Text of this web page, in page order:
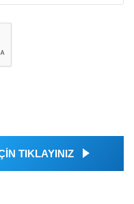
TIKLAYINIZ